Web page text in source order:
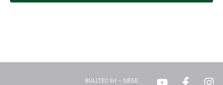
BULLTEC Srl – SIÈGE